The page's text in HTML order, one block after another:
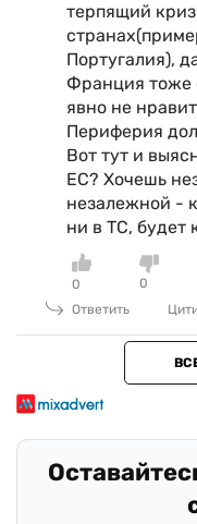
терпящий
Португалия),
Франция тоже
явно не
Периферия
Вот тут и
ЕС? Хочешь
незалежной -
ни в ТС, будет
0
0
Ответить